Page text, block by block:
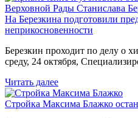
На Березкина подготовили
неприкосновенности
Березкин проходит по делу о
среду, 24 октября,
Читать далее
Стройка Максима Блажко